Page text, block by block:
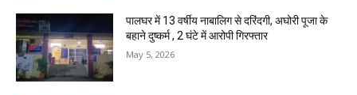
पालघर में 13 वर्षीय नाबालिग से दरिंदगी, अघोरी पूजा के
बहाने दुष्कर्म , 2 घंटे में आरोपी गिरफ्तार
May 5, 2026